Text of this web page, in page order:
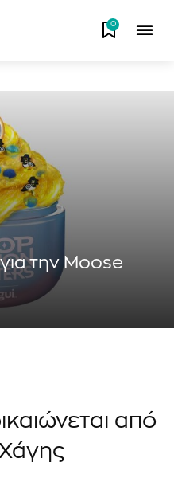
0
την Moose
από